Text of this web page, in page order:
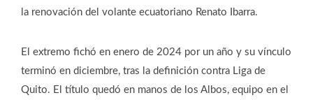
la renovación del volante ecuatoriano Renato Ibarra.
El extremo fichó en enero de 2024 por un año y su vínculo
terminó en diciembre, tras la definición contra Liga de
Quito. El título quedó en manos de los Albos, equipo en el